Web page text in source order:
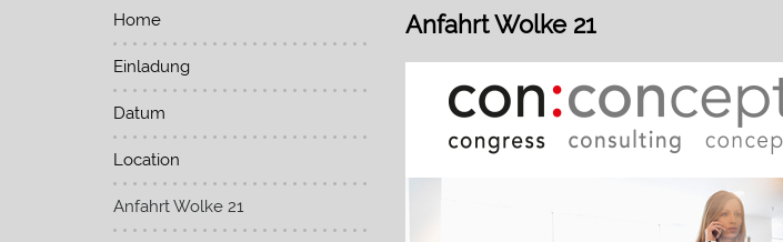
Home
Einladung
Datum
Location
Anfahrt Wolke 21
Anfahrt Wolke 21